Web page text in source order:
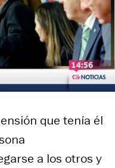
que tenía él
a los otros y